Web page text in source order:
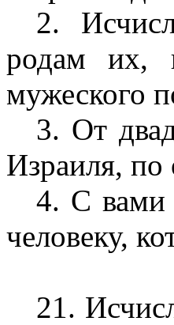
2.
родам их,
мужеского
3. От
Израиля,
4. С вами
человеку,
21.